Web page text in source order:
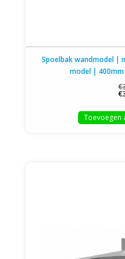
Spoelbak wandmodel |
model |
Toevoegen